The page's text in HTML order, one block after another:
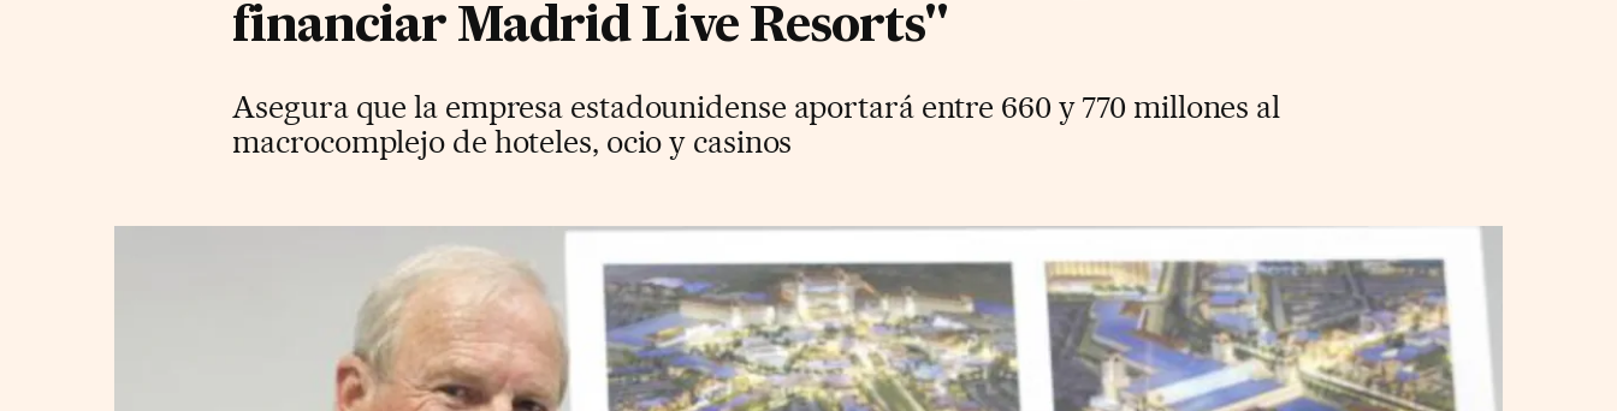
financiar Madrid Live Resorts"
Asegura que la empresa estadounidense aportará entre 660 y 770 millones al
macrocomplejo de hoteles, ocio y casinos